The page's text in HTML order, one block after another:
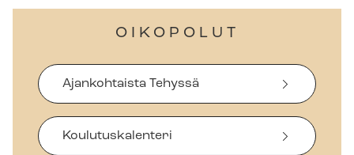
OIKOPOLUT
Ajankohtaista Tehyssä
Koulutuskalenteri